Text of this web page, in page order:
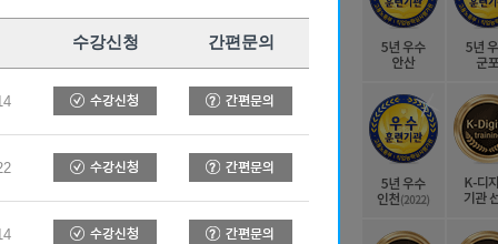
397-4474
의
수강신청 간편문의